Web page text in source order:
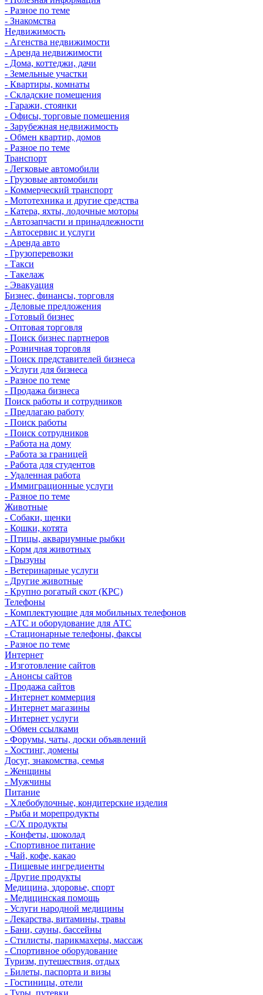
- Разное по теме
- Знакомства
Недвижимость
- Агенства недвижимости
- Аренда недвижимости
- Дома, коттеджи, дачи
- Земельные участки
- Квартиры, комнаты
- Складские помещения
- Гаражи, стоянки
- Офисы, торговые помещения
- Зарубежная недвижимость
- Обмен квартир, домов
- Разное по теме
Транспорт
- Легковые автомобили
- Грузовые автомобили
- Коммерческий транспорт
- Мототехника и другие средства
- Катера, яхты, лодочные моторы
- Автозапчасти и принадлежности
- Автосервис и услуги
- Аренда авто
- Грузоперевозки
- Такси
- Такелаж
- Эвакуация
Бизнес, финансы, торговля
- Деловые предложения
- Готовый бизнес
- Оптовая торговля
- Поиск бизнес партнеров
- Розничная торговля
- Поиск представителей бизнеса
- Услуги для бизнеса
- Разное по теме
- Продажа бизнеса
Поиск работы и сотрудников
- Предлагаю работу
- Поиск работы
- Поиск сотрудников
- Работа на дому
- Работа за границей
- Работа для студентов
- Удаленная работа
- Иммиграционные услуги
- Разное по теме
Животные
- Собаки, щенки
- Кошки, котята
- Птицы, аквариумные рыбки
- Корм для животных
- Грызуны
- Ветеринарные услуги
- Другие животные
- Крупно рогатый скот (КРС)
Телефоны
- Комплектующие для мобильных телефонов
- АТС и оборудование для АТС
- Стационарные телефоны, факсы
- Разное по теме
Интернет
- Изготовление сайтов
- Анонсы сайтов
- Продажа сайтов
- Интернет коммерция
- Интернет магазины
- Интернет услуги
- Обмен ссылками
- Форумы, чаты, доски объявлений
- Хостинг, домены
Досуг, знакомства, семья
- Женщины
- Мужчины
Питание
- Хлебобулочные, кондитерские изделия
- Рыба и морепродукты
- С/Х продукты
- Конфеты, шоколад
- Спортивное питание
- Чай, кофе, какао
- Пищевые ингредиенты
- Другие продукты
Медицина, здоровье, спорт
- Медицинская помощь
- Услуги народной медицины
- Лекарства, витамины, травы
- Бани, сауны, бассейны
- Стилисты, парикмахеры, массаж
- Спортивное оборудование
Туризм, путешествия, отдых
- Билеты, паспорта и визы
- Гостиницы, отели
- Туры, путевки